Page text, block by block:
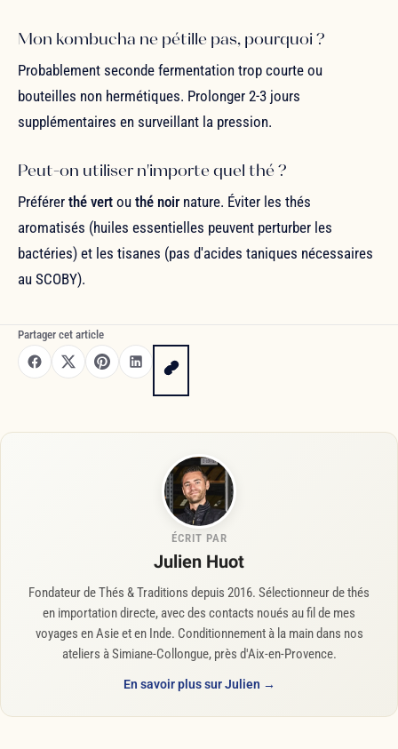
Mon kombucha ne pétille pas, pourquoi ?
Probablement seconde fermentation trop courte ou
bouteilles non hermétiques. Prolonger 2-3 jours
supplémentaires en surveillant la pression.
Peut-on utiliser n'importe quel thé ?
Préférer thé vert ou thé noir nature. Éviter les thés
aromatisés (huiles essentielles peuvent perturber les
bactéries) et les tisanes (pas d'acides taniques nécessaires
au SCOBY).
Partager cet article
ÉCRIT PAR
Julien Huot
Fondateur de Thés & Traditions depuis 2016. Sélectionneur de thés
en importation directe, avec des contacts noués au fil de mes
voyages en Asie et en Inde. Conditionnement à la main dans nos
ateliers à Simiane-Collongue, près d'Aix-en-Provence.
En savoir plus sur Julien →